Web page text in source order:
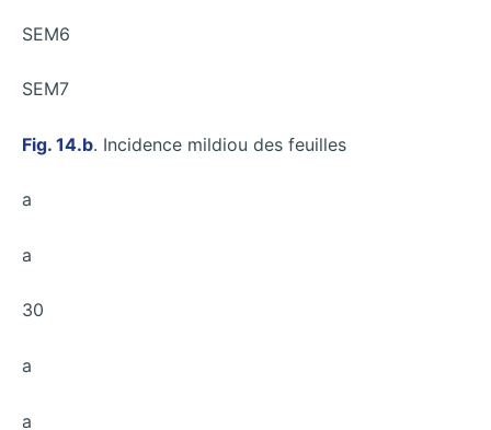
SEM6
SEM7
Fig. 14.b. Incidence mildiou des feuilles
a
a
30
a
a